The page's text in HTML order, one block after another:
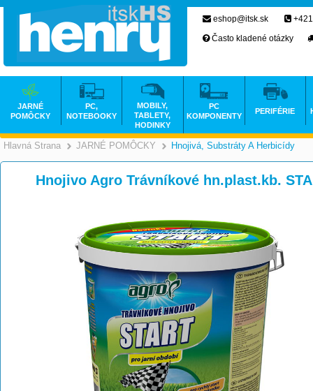
Hlavná Strana >
JARNÉ POMÔCKY >
Hnojivá, Substráty A Herbicídy
Hnojivo Agro Trávníkové hn.plast.kb.
eshop@itsk.sk
Často kladené otázky
JARNÉ
POMÔCKY
PC,
NOTEBOOKY
MOBILY,
TABLETY,
HODINKY
PC
KOMPONENTY
PERIFÉRIE